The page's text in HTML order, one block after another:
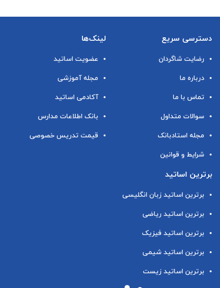
دسترسی سریع
رضایت شاگردان
درباره ما
تماس با ما
سوالات متداول
مجله استادبانک
شرایط و قوانین
لینک‌ها
عضویت اساتید
مجله آموزشی
آکادمی اساتید
بانک اطلاعات مدارس
قیمت تدریس خصوصی
برترین اساتید
برترین اساتید زبان انگلیسی
برترین اساتید ریاضی
برترین اساتید فیزیک
برترین اساتید شیمی
برترین اساتید زیست